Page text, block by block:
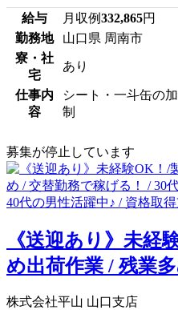
給与 月収例332,865円
勤務地
山口県 周南市
寮・社
宅
あり
仕事内
容
シート・一斗缶の
制
募集が停止しています
《送迎あり》未経
め出荷作業 / 残業
株式会社平山 山口支店